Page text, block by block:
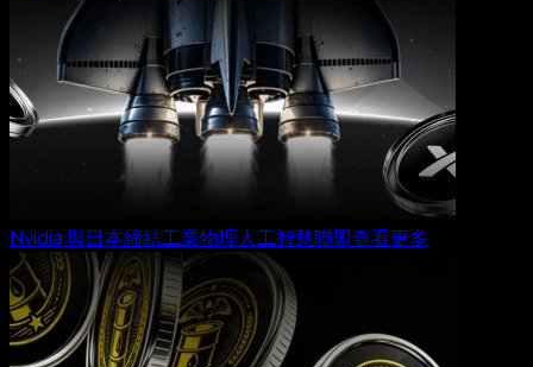
Nvidia 與日本締結工業物理人工智慧聯盟查看更多